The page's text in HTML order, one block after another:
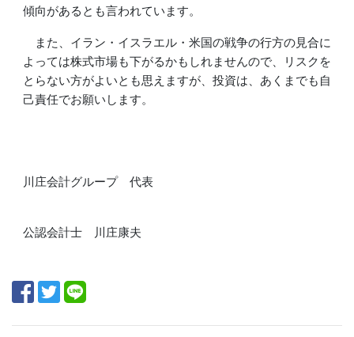
傾向があるとも言われています。
また、イラン・イスラエル・米国の戦争の行方の見合に
よっては株式市場も下がるかもしれませんので、リ スクを
とらない方がよいとも思えますが、投資は、あくまでも自
己責任でお願い します。
川庄会計グループ 代表
公認会計士 川庄康夫